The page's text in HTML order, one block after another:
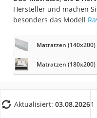
Hersteller und machen
besonders das Modell
Matratzen (140x200)
Matratzen (180x200)
Aktualisiert: 03.08.20261